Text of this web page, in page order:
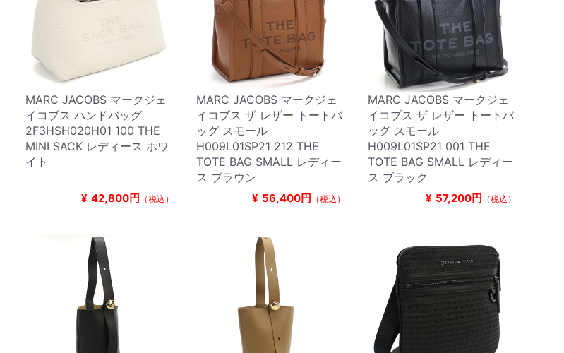
MARC JACOBS マークジェ
イコブス ハンドバッグ
2F3HSH020H01 100 THE
MINI SACK レディース ホワ
イト
¥ 42,800円 （税込）
MARC JACOBS マークジェ
イコブス ザ レザー トートバ
ッグ スモール
H009L01SP21 212 THE
TOTE BAG SMALL レディー
ス ブラウン
¥ 56,400円 （税込）
MARC JACOBS マークジェ
イコブス ザ レザー トートバ
ッグ スモール
H009L01SP21 001 THE
TOTE BAG SMALL レディー
ス ブラック
¥ 57,200円 （税込）